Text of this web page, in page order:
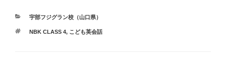
カ
ゴ
宇部フジグラン校（山口県）
タ
NBK CLASS 4, こども英会話